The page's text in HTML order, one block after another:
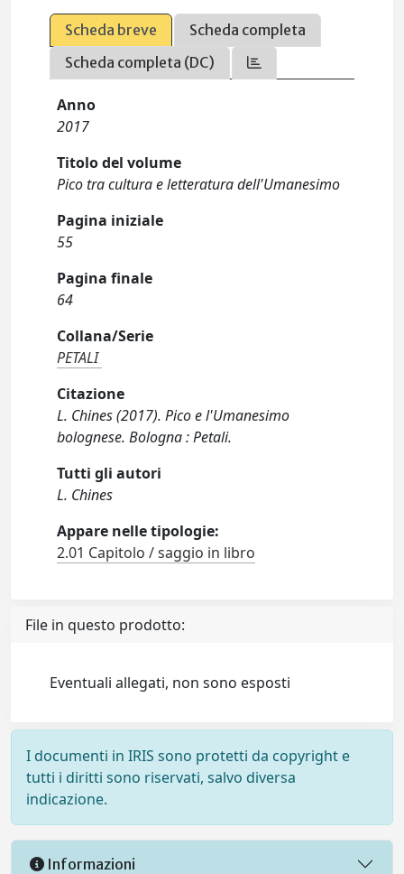
Scheda breve
Scheda completa
Scheda completa (DC)
Anno
2017
Titolo del volume
Pico tra cultura e letteratura dell'Umanesimo
Pagina iniziale
55
Pagina finale
64
Collana/Serie
PETALI
Citazione
L. Chines (2017). Pico e l'Umanesimo
bolognese. Bologna : Petali.
Tutti gli autori
L. Chines
Appare nelle tipologie:
2.01 Capitolo / saggio in libro
File in questo prodotto:
Eventuali allegati, non sono esposti
I documenti in IRIS sono protetti da copyright e
tutti i diritti sono riservati, salvo diversa
indicazione.
Informazioni